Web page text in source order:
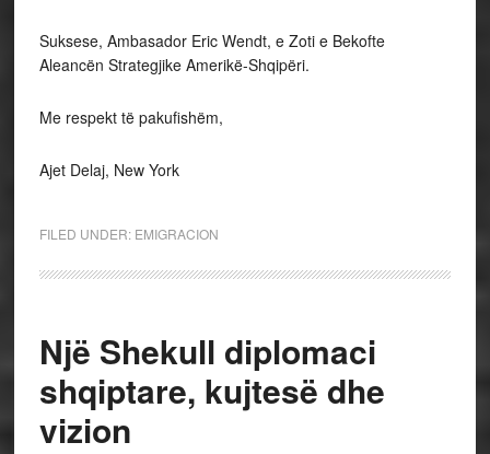
Suksese, Ambasador Eric Wendt, e Zoti e Bekofte
Aleancën Strategjike Amerikë-Shqipëri.
Me respekt të pakufishëm,
Ajet Delaj, New York
FILED UNDER: EMIGRACION
Një Shekull diplomaci
shqiptare, kujtesë dhe
vizion